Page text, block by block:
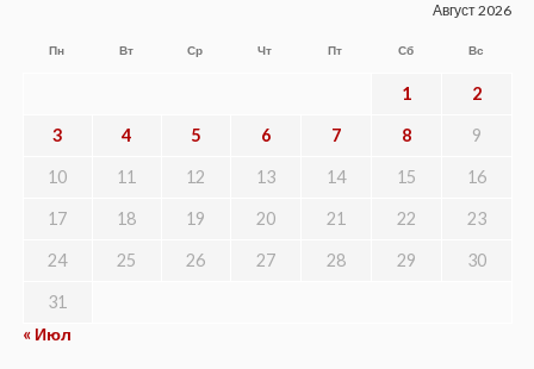
Август 2026
Пн Вт Ср Чт Пт Сб Вс
1 2
3 4 5 6 7 8 9
10 11 12 13 14 15 16
17 18 19 20 21 22 23
24 25 26 27 28 29 30
31
« Июл